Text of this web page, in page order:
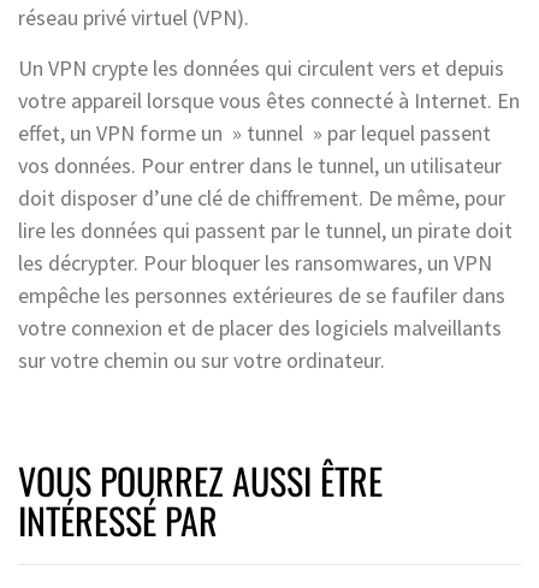
réseau privé virtuel (VPN).
Un VPN crypte les données qui circulent vers et depuis
votre appareil lorsque vous êtes connecté à Internet. En
effet, un VPN forme un » tunnel » par lequel passent
vos données. Pour entrer dans le tunnel, un utilisateur
doit disposer d’une clé de chiffrement. De même, pour
lire les données qui passent par le tunnel, un pirate doit
les décrypter. Pour bloquer les ransomwares, un VPN
empêche les personnes extérieures de se faufiler dans
votre connexion et de placer des logiciels malveillants
sur votre chemin ou sur votre ordinateur.
VOUS POURREZ AUSSI ÊTRE
INTÉRESSÉ PAR